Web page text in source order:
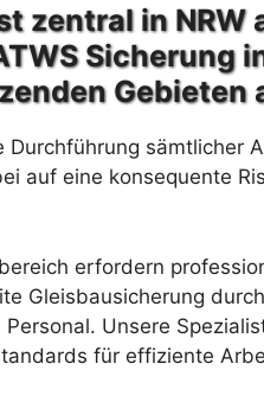
zentral in
Sicherung
Gebieten
sämtlicher
auf eine konsequente
erfordern
Gleisbausicherung
Unsere
für effiziente